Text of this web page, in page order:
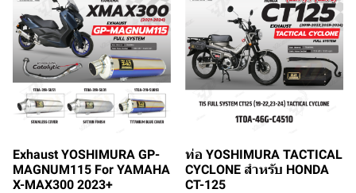
Exhaust YOSHIMURA GP-
MAGNUM115 For YAMAHA
X-MAX300 2023+
ท่อ YOSHIMURA TACTICAL
CYCLONE สำหรับ HONDA
CT-125